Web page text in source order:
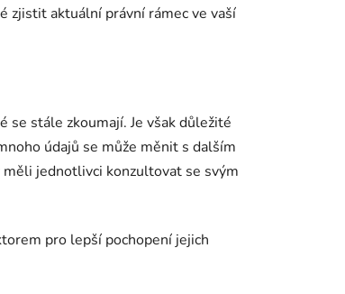
zjistit aktuální právní rámec ve vaší
se stále zkoumají. Je však důležité
údajů se může měnit s dalším
měli jednotlivci konzultovat se svým
pro lepší pochopení jejich